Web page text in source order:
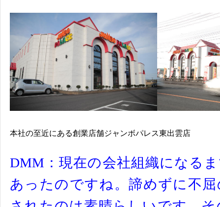
本社の至近にある創業店舗ジャンボパレス東出雲店
DMM：現在の会社組織になる
あったのですね。諦めずに不